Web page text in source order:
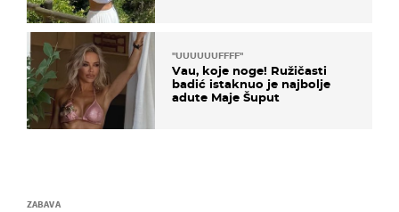
"UUUUUUFFFF"
Vau, koje noge! Ružičasti
badić istaknuo je najbolje
adute Maje Šuput
ZABAVA